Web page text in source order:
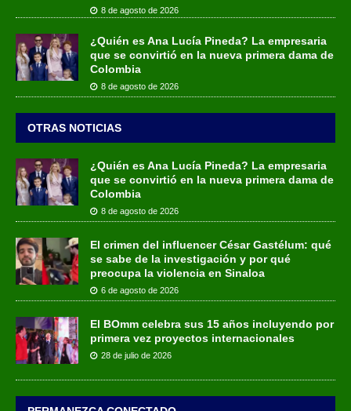
8 de agosto de 2026
¿Quién es Ana Lucía Pineda? La empresaria
que se convirtió en la nueva primera dama de
Colombia
8 de agosto de 2026
OTRAS NOTICIAS
¿Quién es Ana Lucía Pineda? La empresaria
que se convirtió en la nueva primera dama de
Colombia
8 de agosto de 2026
El crimen del influencer César Gastélum: qué
se sabe de la investigación y por qué
preocupa la violencia en Sinaloa
6 de agosto de 2026
El BOmm celebra sus 15 años incluyendo por
primera vez proyectos internacionales
28 de julio de 2026